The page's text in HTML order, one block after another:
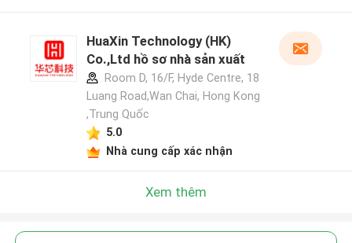
HuaXin Technology (HK)
Co.,Ltd hồ sơ nhà sản xuất
Room D, 16/F, Hyde Centre, 18
Luang Road,Wan Chai, Hong Kong
,Trung Quốc
5.0
Nhà cung cấp xác nhận
Xem thêm